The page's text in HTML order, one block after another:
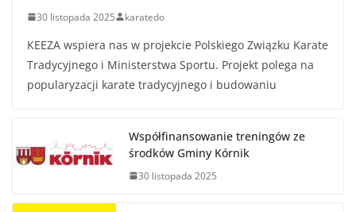
30 listopada 2025 karatedo
KEEZA wspiera nas w projekcie Polskiego Związku Karate
Tradycyjnego i Ministerstwa Sportu. Projekt polega na
popularyzacji karate tradycyjnego i budowaniu
Współfinansowanie treningów ze
środków Gminy Kórnik
30 listopada 2025